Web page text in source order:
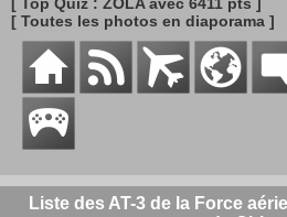
[ Toutes les photos en diaporama ]
Liste des AT-3 de la Force